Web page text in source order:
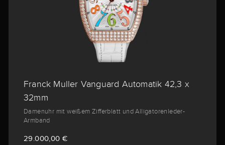
Franck Muller Vanguard Automatik 42,3 x
32mm
Damenuhr mit weißem Zifferblatt und Alligatorenleder-
Armband
29.000,00 €